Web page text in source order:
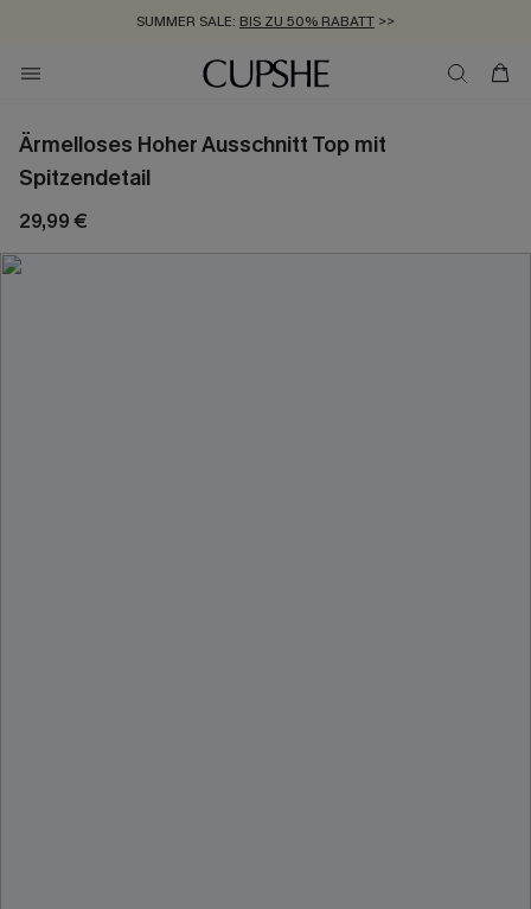
SUMMER SALE: BIS ZU 50% RABATT >>
ZUM NEWSLETTER:BIS ZU -20% EXTRA ERHALTEN
KOSTENLOSER VERSAND AB 89 €
Ärmelloses Hoher Ausschnitt Top mit
Spitzendetail
29,99 €